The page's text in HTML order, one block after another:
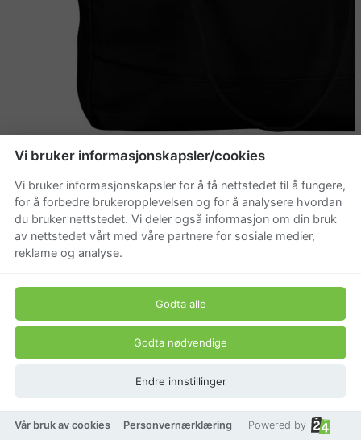
Smidig veske i kraftig, vokset stoff. Kan bæres både
på skulderen, i hånden og på ryggen. Glidelås i
åpningen og sikkerhetslomme.
Vi bruker informasjonskapsler/cookies
Vi bruker informasjonskapsler for å få nettstedet til å fungere,
for å forbedre brukeropplevelsen og for å analysere hvordan
du bruker nettstedet. Vi deler også informasjon om din bruk
av nettstedet vårt med våre partnere for sosiale medier,
reklame og analyse.
Godta alle
Godta nødvendige
Endre innstillinger
Vår bruk av cookies Personvernærklæring Powered by